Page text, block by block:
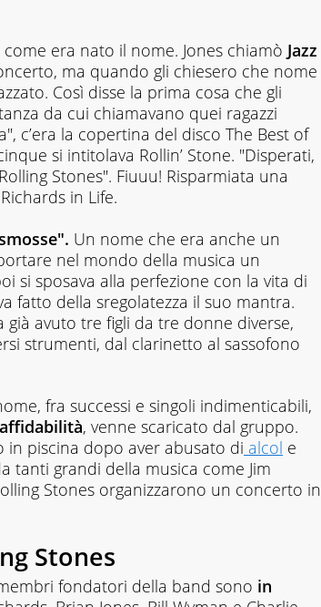
era nato il nome. Jones chiamò Jazz
ma quando gli chiesero che nome
Così disse la prima cosa che gli
da cui chiamavano quei ragazzi
c’era la copertina del disco The Best of
si intitolava Rollin’ Stone. "Disperati,
Stones". Fiuuu! Risparmiata una
in Life.
Un nome che era anche un
nel mondo della musica un
si sposava alla perfezione con la vita di
fatto della sregolatezza il suo mantra.
già avuto tre figli da tre donne diverse,
strumenti, dal clarinetto al sassofono
fra successi e singoli indimenticabili,
, venne scaricato dal gruppo.
in piscina dopo aver abusato di alcol e
tanti grandi della musica come Jim
Stones organizzarono un concerto in
Stones
fondatori della band sono in